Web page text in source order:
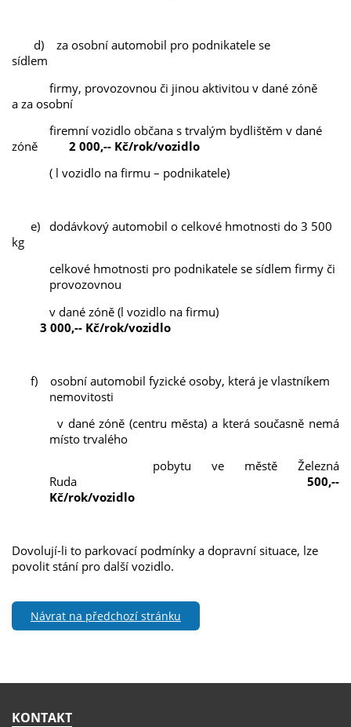
d) za osobní automobil pro podnikatele se
sídlem
firmy, provozovnou či jinou aktivitou v dané zóně
a za osobní
firemní vozidlo občana s trvalým bydlištěm v dané
zóně 2 000,-- Kč/rok/vozidlo
( l vozidlo na firmu – podnikatele)
e) dodávkový automobil o celkové hmotnosti do 3 500
kg
celkové hmotnosti pro podnikatele se sídlem firmy či
provozovnou
v dané zóně (l vozidlo na firmu)
3 000,-- Kč/rok/vozidlo
f) osobní automobil fyzické osoby, která je vlastníkem
nemovitosti
v dané zóně (centru města) a která současně nemá
místo trvalého
pobytu ve městě Železná
Ruda 500,--
Kč/rok/vozidlo
Dovolují-li to parkovací podmínky a dopravní situace, lze
povolit stání pro další vozidlo.
Návrat na předchozí stránku
KONTAKT